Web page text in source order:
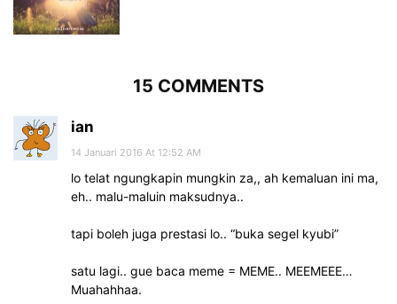
15 COMMENTS
ian
14 Januari 2016 At 12:52 AM
lo telat ngungkapin mungkin za,, ah kemaluan ini ma,
eh.. malu-maluin maksudnya..
tapi boleh juga prestasi lo.. “buka segel kyubi”
satu lagi.. gue baca meme = MEME.. MEEMEEE…
Muahahhaa.